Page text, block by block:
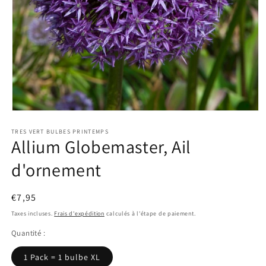
média
1
dans
fenêtre
modale
TRES VERT BULBES PRINTEMPS
Allium Globemaster, Ail
d'ornement
Prix
habituel
€7,95
Taxes incluses. Frais d'expédition calculés à l'étape de paiement.
Quantité :
1 Pack = 1 bulbe XL